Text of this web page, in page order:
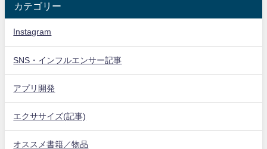
カテゴリー
Instagram
SNS・インフルエンサー記事
アプリ開発
エクササイズ(記事)
オススメ書籍／物品